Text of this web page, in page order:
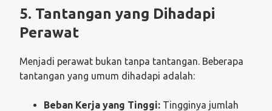
5. Tantangan yang Dihadapi
Perawat
Menjadi perawat bukan tanpa tantangan. Beberapa
tantangan yang umum dihadapi adalah:
Beban Kerja yang Tinggi: Tingginya jumlah